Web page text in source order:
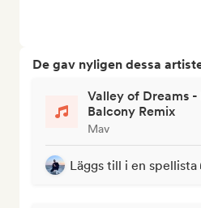
De gav nyligen dessa
Valley of Dreams
Balcony Remix
Mav
Läggs till i en spellista